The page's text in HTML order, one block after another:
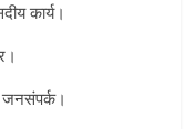
कार्य।
जनसंपर्क।